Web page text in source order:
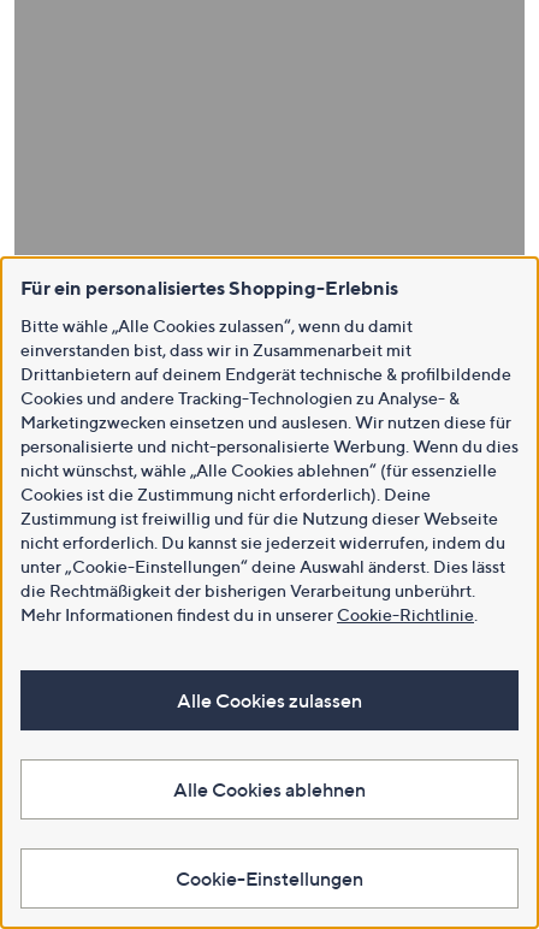
Für ein personalisiertes Shopping-Erlebnis
Bitte wähle „Alle Cookies zulassen“, wenn du damit
einverstanden bist, dass wir in Zusammenarbeit mit
Drittanbietern auf deinem Endgerät technische & profilbildende
Cookies und andere Tracking-Technologien zu Analyse- &
Marketingzwecken einsetzen und auslesen. Wir nutzen diese für
personalisierte und nicht-personalisierte Werbung. Wenn du dies
nicht wünschst, wähle „Alle Cookies ablehnen“ (für essenzielle
Cookies ist die Zustimmung nicht erforderlich). Deine
Zustimmung ist freiwillig und für die Nutzung dieser Webseite
nicht erforderlich. Du kannst sie jederzeit widerrufen, indem du
unter „Cookie-Einstellungen“ deine Auswahl änderst. Dies lässt
die Rechtmäßigkeit der bisherigen Verarbeitung unberührt.
Mehr Informationen findest du in unsererCookie-Richtlinie
Alle Cookies zulassen
Alle Cookies ablehnen
Cookie-Einstellungen